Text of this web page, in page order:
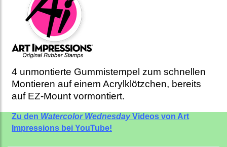
4 unmontierte Gummistempel zum schnellen
Montieren auf einem Acrylklötzchen, bereits
auf EZ-Mount vormontiert.
Zu den Watercolor WednesdayVideos von Art
Impressions bei YouTube!